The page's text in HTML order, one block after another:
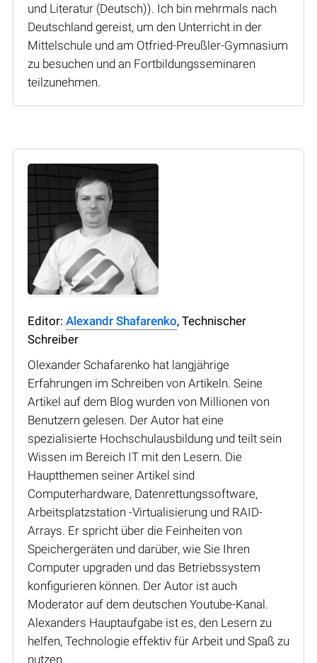
und Literatur (Deutsch)). Ich bin mehrmals nach
Deutschland gereist, um den Unterricht in der
Mittelschule und am Otfried-Preußler-Gymnasium
zu besuchen und an Fortbildungsseminaren
teilzunehmen.
Editor: Alexandr Shafarenko, Technischer
Schreiber
Olexander Schafarenko hat langjährige
Erfahrungen im Schreiben von Artikeln. Seine
Artikel auf dem Blog wurden von Millionen von
Benutzern gelesen. Der Autor hat eine
spezialisierte Hochschulausbildung und teilt sein
Wissen im Bereich IT mit den Lesern. Die
Hauptthemen seiner Artikel sind
Computerhardware, Datenrettungssoftware,
Arbeitsplatzstation -Virtualisierung und RAID-
Arrays. Er spricht über die Feinheiten von
Speichergeräten und darüber, wie Sie Ihren
Computer upgraden und das Betriebssystem
konfigurieren können. Der Autor ist auch
Moderator auf dem deutschen Youtube-Kanal.
Alexanders Hauptaufgabe ist es, den Lesern zu
helfen, Technologie effektiv für Arbeit und Spaß zu
nutzen.